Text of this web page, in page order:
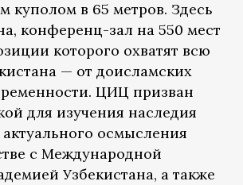
куполом в 65 метров. Здесь
конференц-зал на 550 мест
которого охватят всю
— от доисламских
ЦИЦ призван
для изучения наследия
осмысления
с Международной
Узбекистана, а также